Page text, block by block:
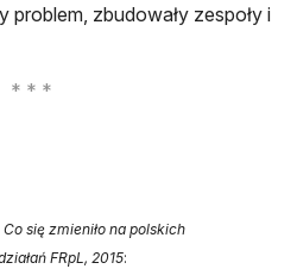
problem, zbudowały zespoły i
Co się zmieniło na polskich
FRpL, 2015: